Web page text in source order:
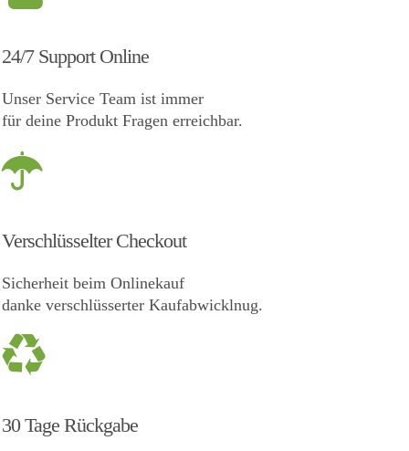
24/7 Support Online
Unser Service Team ist immer
für deine Produkt Fragen erreichbar.
Verschlüsselter Checkout
Sicherheit beim Onlinekauf
danke verschlüsserter Kaufabwicklnug.
30 Tage Rückgabe